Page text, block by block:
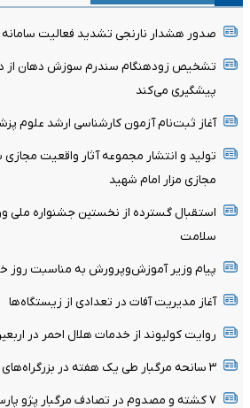
صدور هشدار نارنجی تشدید فعالیت سامانه
تشخیص زودهنگام سندرم سوزش دهان از
پیشگیری می‌کند
آغاز ثبت‌نام‌ آزمون کارشناسی ارشد علوم
تولید و انتشار مجموعه آثار واقعیت
مجازی مزار امام شهید
استقبال گسترده از نخستین جشنواره ملی
سلامت
پیام وزیر آموزش‌وپرورش به مناسبت روز
آغاز مدیریت آفات در تعدادی از زیستگاه‌ها
روایت کولیوند از خدمات هلال احمر در
۳ سانحه مرگبار طی یک هفته در بزرگراه‌های تهران
۷ کشته و مصدوم در تصادف مرگبار پژو پارس و ساینا